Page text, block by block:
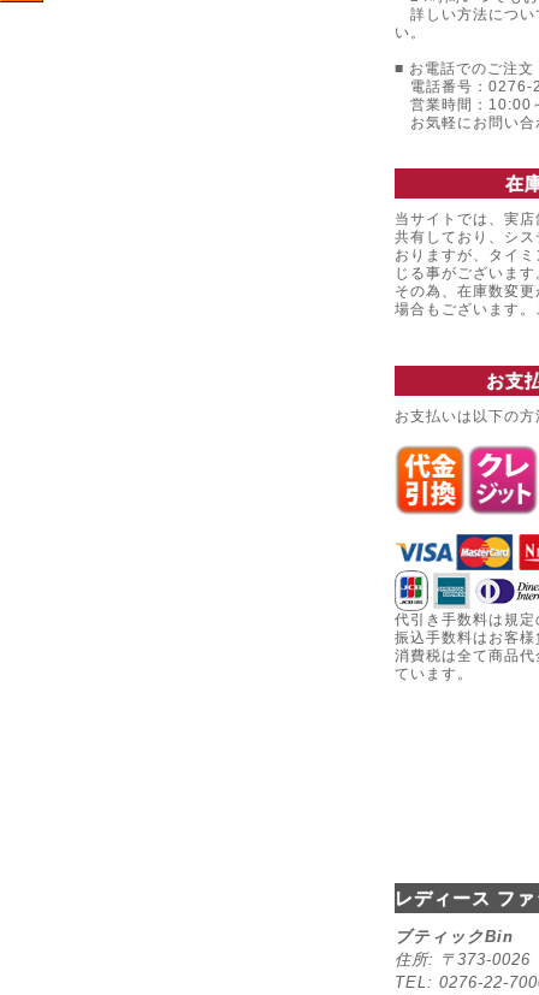
詳しい方法につい
い。
■ お電話でのご注文
電話番号：0276-
営業時間：10:00
お気軽にお問い合
在
当サイトでは、実
共有しており、シ
おりますが、タイ
じる事がございます
その為、在庫数変
場合もございます
お支
お支払いは以下の
代引き手数料は規
振込手数料はお客
消費税は全て商品
ています。
レディース フ
ブティックBin
住所: 〒373-
TEL: 0276-22-